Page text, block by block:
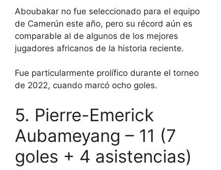
Aboubakar no fue seleccionado para el equipo
de Camerún este año, pero su récord aún es
comparable al de algunos de los mejores
jugadores africanos de la historia reciente.
Fue particularmente prolífico durante el torneo
de 2022, cuando marcó ocho goles.
5. Pierre-Emerick
Aubameyang – 11 (7
goles + 4 asistencias)